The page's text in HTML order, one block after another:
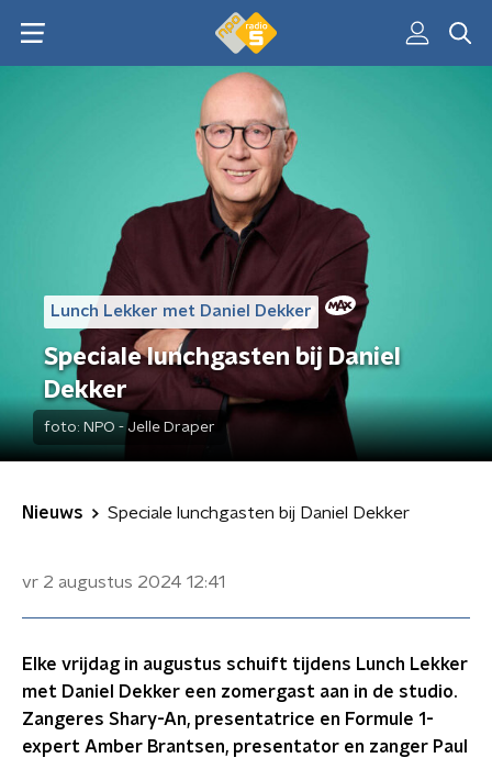
Lunch Lekker met Daniel Dekker
Speciale lunchgasten bij Daniel
Dekker
foto: NPO - Jelle Draper
Nieuws Speciale lunchgasten bij Daniel Dekker
vr 2 augustus 2024 12:41
Elke vrijdag in augustus schuift tijdens Lunch Lekker
met Daniel Dekker een zomergast aan in de studio.
Zangeres Shary-An, presentatrice en Formule 1-
expert Amber Brantsen, presentator en zanger Paul